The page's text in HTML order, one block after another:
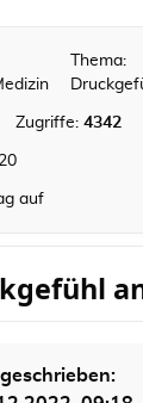
Thema:
Zugriffe: 4342
auf